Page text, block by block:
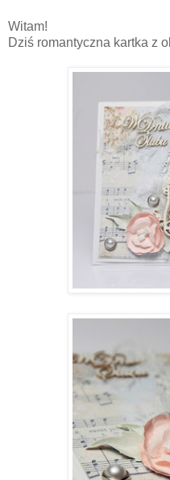
Witam!
Dziś romantyczna kartka z